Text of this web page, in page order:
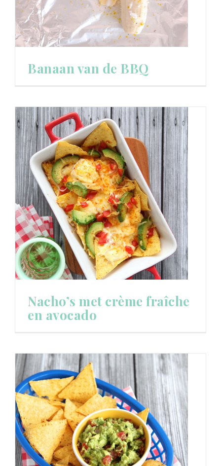
Banaan van de BBQ
Nacho’s met crème fraîche
en avocado